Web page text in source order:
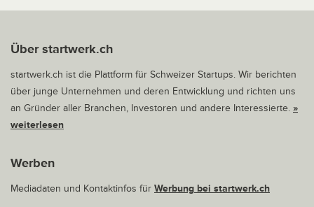
Über startwerk.ch
startwerk.ch ist die Plattform für Schweizer Startups. Wir berichten
über junge Unternehmen und deren Entwicklung und richten uns
an Gründer aller Branchen, Investoren und andere Interessierte. »
weiterlesen
Werben
Mediadaten und Kontaktinfos für Werbung bei startwerk.ch